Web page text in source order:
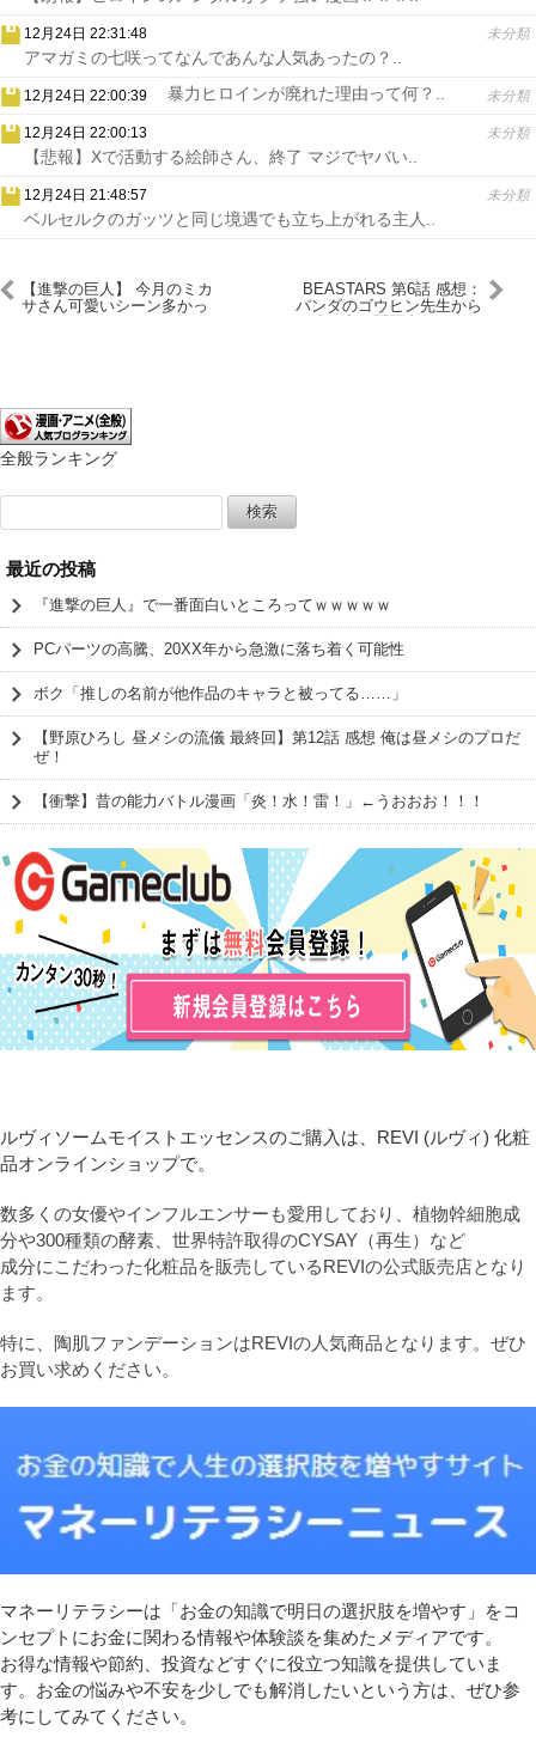
12月24日 22:31:48 未分類
アマガミの七咲ってなんであんな人気あったの？..
12月24日 22:00:39 未分類
暴力ヒロインが廃れた理由って何？..
12月24日 22:00:13 未分類
【悲報】Xで活動する絵師さん、終了 マジでヤバい..
12月24日 21:48:57 未分類
ベルセルクのガッツと同じ境遇でも立ち上がれる主人..
【進撃の巨人】 今月のミカ
サさん可愛いシーン多かっ
BEASTARS 第6話 感想：
パンダのゴウヒン先生から
全般ランキング
索:
最近の投稿
『進撃の巨人』で一番面白いところってｗｗｗｗｗ
PCパーツの高騰、20XX年から急激に落ち着く可能性
ボク「推しの名前が他作品のキャラと被ってる……」
【野原ひろし 昼メシの流儀 最終回】第12話 感想 俺は昼メシのプロだ
ぜ！
【衝撃】昔の能力バトル漫画「炎！水！雷！」←うおおお！！！
ルヴィソームモイストエッセンスのご購入は、REVI (ルヴィ) 化粧
品オンラインショップで。
数多くの女優やインフルエンサーも愛用しており、植物幹細胞成
分や300種類の酵素、世界特許取得のCYSAY（再生）など
成分にこだわった化粧品を販売しているREVIの公式販売店となり
ます。
特に、陶肌ファンデーションはREVIの人気商品となります。ぜひ
お買い求めください。
マネーリテラシーは「お金の知識で明日の選択肢を増やす」をコ
ンセプトにお金に関わる情報や体験談を集めたメディアです。
お得な情報や節約、投資などすぐに役立つ知識を提供していま
す。お金の悩みや不安を少しでも解消したいという方は、ぜひ参
考にしてみてください。